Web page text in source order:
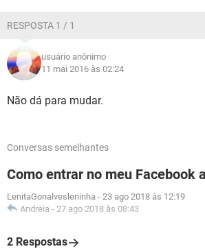
RESPOSTA 1 / 1
usuário anônimo
11 mai 2016 às 02:24
Não dá para mudar.
Conversas semelhantes
Como entrar no meu Facebook
LenitaGonalvesleninha - 23 ago 2018 às 12:19
Andreia - 27 ago 2018 às 08:43
2 Respostas